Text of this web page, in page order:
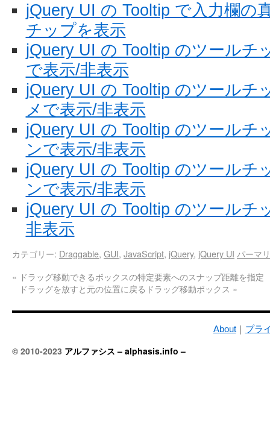
jQuery UI の Tooltip で入力欄の
チップを表示
jQuery UI の Tooltip のツールチ
で表示/非表示
jQuery UI の Tooltip のツールチ
メで表示/非表示
jQuery UI の Tooltip のツールチ
ンで表示/非表示
jQuery UI の Tooltip のツールチ
ンで表示/非表示
jQuery UI の Tooltip のツールチ
非表示
カテゴリー: Draggable, GUI, JavaScript, jQuery, jQuery UI パーマ
« ドラッグ移動できるボックスの特定要素へのスナップ距離を指定
ドラッグを放すと元の位置に戻るドラッグ移動ボックス »
About｜ プラ
© 2010-2023 アルファシス – alphasis.info –